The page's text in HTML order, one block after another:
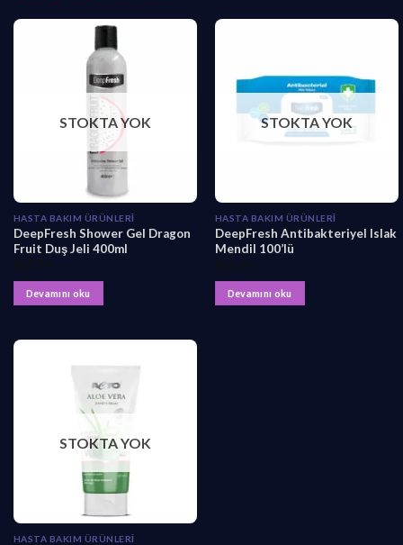
STOKTA YOK
HASTA BAKIM ÜRÜNLERI
DeepFresh Shower Gel Dragon
Fruit Duş Jeli 400ml
Devamını oku
STOKTA YOK
HASTA BAKIM ÜRÜNLERI
DeepFresh Antibakteriyel Islak
Mendil 100’lü
Devamını oku
STOKTA YOK
HASTA BAKIM ÜRÜNLERI